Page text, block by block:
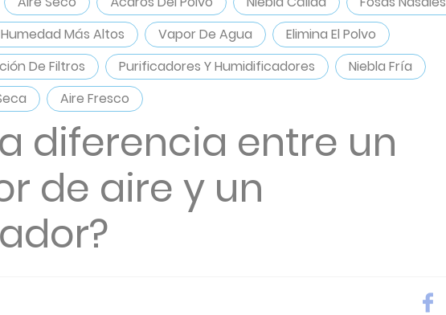
Más Altos Vapor De Agua
Elimina El Polvo
De Filtros Purificadores Y Humidificadores
Niebla Fría
Aire Fresco
diferencia entre un
de aire y un